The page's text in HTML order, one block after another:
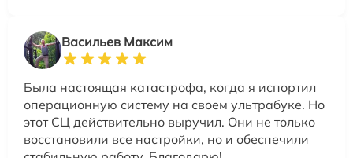
Васильев Максим
Была настоящая катастрофа, когда я испортил
операционную систему на своем ультрабуке. Но
этот СЦ действительно выручил. Они не только
восстановили все настройки, но и обеспечили